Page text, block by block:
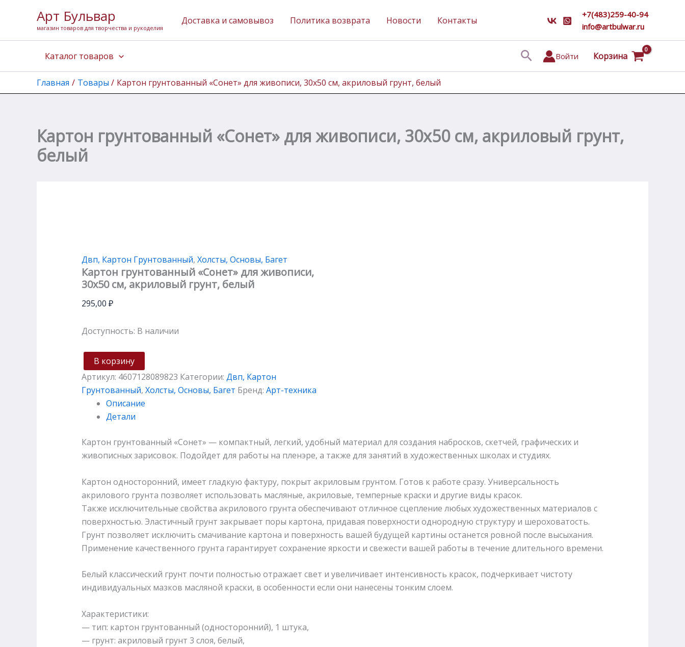
содержимому
Арт Бульвар
магазин товаров для творчества и рукоделия
Доставка и самовывоз Политика возврата Новости Контакты
+7(483)259-40-94
info@artbulwar.ru
Каталог товаров ПоискВойти Корзина
Главная Товары Картон грунтованный «Сонет» для живописи, 30х50 см, акриловый грунт, белый
Картон грунтованный «Сонет» для живописи, 30х50 см, акриловый грунт,
белый
Двп, Картон Грунтованный, Холсты, Основы, Багет
Картон грунтованный «Сонет» для живописи,
30х50 см, акриловый грунт, белый
295,00 ₽
Доступность: В наличии
товара
Картон
грунтованный
для
см,
акриловый
В корзину
Артикул: 4607128089823 Категории: Двп, Картон
Грунтованный, Холсты, Основы, Багет Бренд: Арт-техника
Описание
Детали
Картон грунтованный «Сонет» — компактный, легкий, удобный материал для создания набросков, скетчей, графических и
живописных зарисовок. Подойдет для работы на пленэре, а также для занятий в художественных школах и студиях.
Картон односторонний, имеет гладкую фактуру, покрыт акриловым грунтом. Готов к работе сразу. Универсальность
акрилового грунта позволяет использовать масляные, акриловые, темперные краски и другие виды красок.
Также исключительные свойства акрилового грунта обеспечивают отличное сцепление любых художественных материалов с
поверхностью. Эластичный грунт закрывает поры картона, придавая поверхности однородную структуру и шероховатость.
Грунт позволяет исключить смачивание картона и поверхность вашей будущей картины останется ровной после высыхания.
Применение качественного грунта гарантирует сохранение яркости и свежести вашей работы в течение длительного времени.
Белый классический грунт почти полностью отражает свет и увеличивает интенсивность красок, подчеркивает чистоту
индивидуальных мазков масляной краски, в особенности если они нанесены тонким слоем.
Характеристики:
— тип: картон грунтованный (односторонний), 1 штука,
— грунт: акриловый грунт 3 слоя, белый,